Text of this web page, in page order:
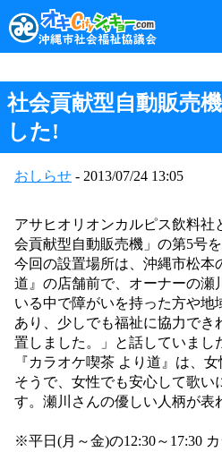
社会貢献型自動販売
した!
おしらせ - 2013/07/24 13:05
アサヒオリオンカルピス飲料社
会貢献型自動販売機」の第5号を
今回の設置場所は、沖縄市松本
道』の店舗前で、オーナーの瀬
いる中で障がいを持った方や地
あり、少しでも福祉に協力でき
置しました。」と話していまし
『カラオケ喫茶 より道』は、
そうで、女性でも安心して歌い
す。瀬川さんの優しい人柄が表
※平日(月～金)の12:30～17:30